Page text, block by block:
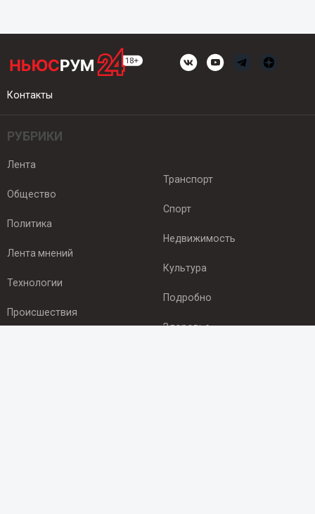
Контакты
РУБРИКИ
Лента
Общество
Политика
Лента мнений
Технологии
Происшествия
Транспорт
Спорт
Недвижимость
Культура
Подробно
Здоровье